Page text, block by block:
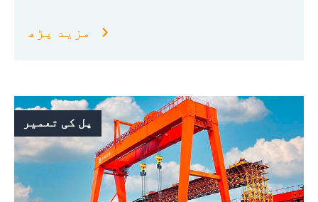
مزید پڑھ
پل کی تعمیر